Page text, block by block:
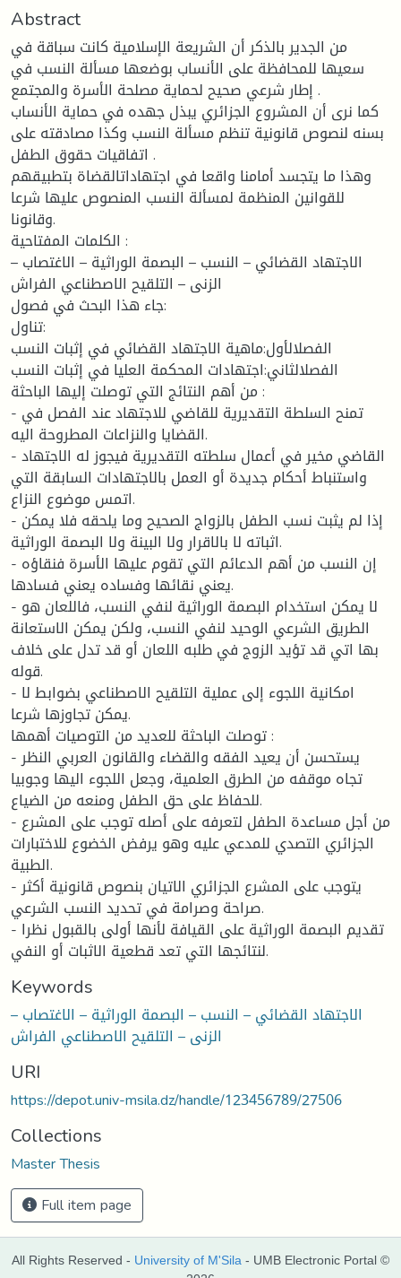
Abstract
من الجدير بالذكر أن الشريعة الإسلامية كانت سباقة في
سعيها للمحافظة على الأنساب بوضعها مسألة النسب في
إطار شرعي صحيح لحماية مصلحة الأسرة والمجتمع .
كما نرى أن المشروع الجزائري يبذل جهده في حماية الأنساب
بسنه لنصوص قانونية تنظم مسألة النسب وكذا مصادقته على
اتفاقيات حقوق الطفل .
وهذا ما يتجسد أمامنا واقعا في اجتهاداتالقضاة بتطبيقهم
للقوانين المنظمة لمسألة النسب المنصوص عليها شرعا
وقانونا.
الكلمات المفتاحية :
الاجتهاد القضائي – النسب – البصمة الوراثية – الاغتصاب –
الزنى – التلقيح الاصطناعي الفراش
جاء هذا البحث في فصول:
تناول:
الفصلالأول:ماهية الاجتهاد القضائي في إثبات النسب
الفصلالثاني:اجتهادات المحكمة العليا في إثبات النسب
من أهم النتائج التي توصلت إليها الباحثة :
- تمنح السلطة التقديرية للقاضي للاجتهاد عند الفصل في
القضايا والنزاعات المطروحة اليه.
- القاضي مخير في أعمال سلطته التقديرية فيجوز له الاجتهاد
واستنباط أحكام جديدة أو العمل بالاجتهادات السابقة التي
اتمس موضوع النزاع.
- إذا لم يثبت نسب الطفل بالزواج الصحيح وما يلحقه فلا يمكن
اثباته لا بالاقرار ولا البينة ولا البصمة الوراثية.
- إن النسب من أهم الدعائم التي تقوم عليها الأسرة فنقاؤه
يعني نقائها وفساده يعني فسادها.
- لا يمكن استخدام البصمة الوراثية لنفي النسب، فاللعان هو
الطريق الشرعي الوحيد لنفي النسب، ولكن يمكن الاستعانة
بها اتي قد تؤيد الزوج في طلبه اللعان أو قد تدل على خلاف
قوله.
- امكانية اللجوء إلى عملية التلقيح الاصطناعي بضوابط لا
يمكن تجاوزها شرعا.
توصلت الباحثة للعديد من التوصيات أهمها :
- يستحسن أن يعيد الفقه والقضاء والقانون العربي النظر
تجاه موقفه من الطرق العلمية، وجعل اللجوء اليها وجوبيا
للحفاظ على حق الطفل ومنعه من الضياع.
- من أجل مساعدة الطفل لتعرفه على أصله توجب على المشرع
الجزائري التصدي للمدعي عليه وهو يرفض الخضوع للاختبارات
الطبية.
- يتوجب على المشرع الجزائري الاتيان بنصوص قانونية أكثر
صراحة وصرامة في تحديد النسب الشرعي.
- تقديم البصمة الوراثية على القيافة لأنها أولى بالقبول نظرا
لنتائجها التي تعد قطعية الاثبات أو النفي.
Keywords
الاجتهاد القضائي – النسب – البصمة الوراثية – الاغتصاب –
الزنى – التلقيح الاصطناعي الفراش
URI
https://depot.univ-msila.dz/handle/123456789/27506
Collections
Master Thesis
Full item page
All Rights Reserved - University of M'Sila - UMB Electronic Portal ©